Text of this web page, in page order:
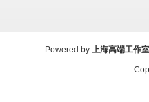
Powered by 上海高端工作